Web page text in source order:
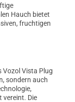
Hauch bietet
fruchtigen
Vozol Vista Plug
sondern auch
vereint. Die